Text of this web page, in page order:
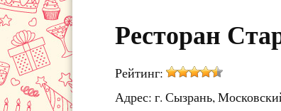
Ресторан
Рейтинг:
Адрес: г. Сызрань,